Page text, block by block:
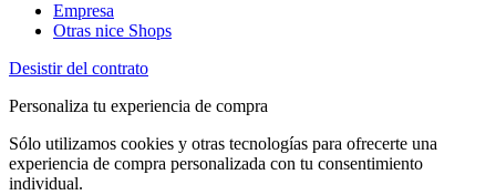
Empresa
Otras nice Shops
Desistir del contrato
Personaliza tu experiencia de compra
Sólo utilizamos cookies y otras tecnologías para ofrecerte una
experiencia de compra personalizada con tu consentimiento
individual.